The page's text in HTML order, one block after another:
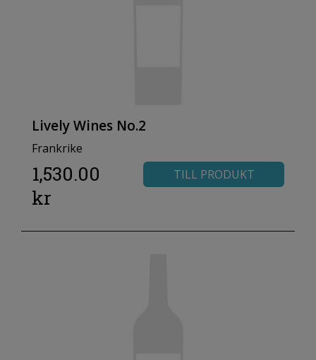
Lively Wines No.2
Frankrike
1,530.00
kr
TILL PRODUKT